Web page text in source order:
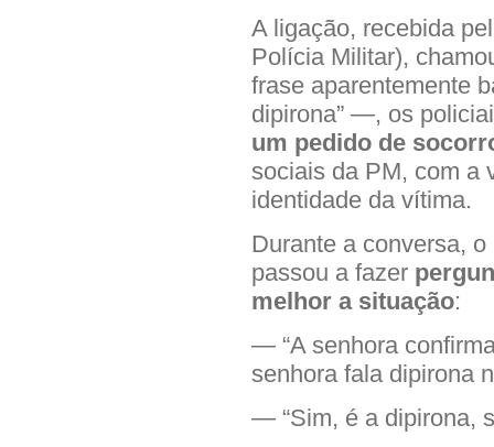
A ligação, recebida
Polícia Militar),
frase aparentemente
dipirona” —, os
um pedido de
sociais da PM, com a
identidade da vítima.
Durante a conversa,
passou a fazer
melhor a situação:
— “A senhora
senhora fala dipirona
— “Sim, é a dipirona,